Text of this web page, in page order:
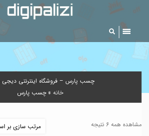
چسب پارس – فروشگاه اینترنتی دیجی
خانه »چسب پارس
مشاهده همه 6 نتیجه